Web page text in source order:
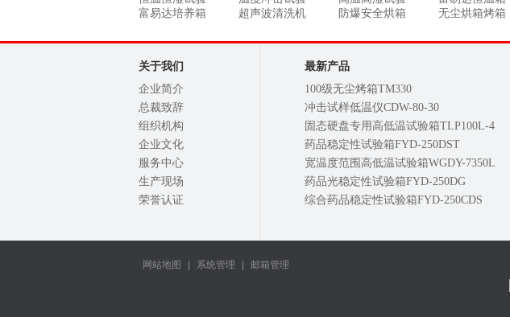
富易达培养箱
超声波清洗机 防爆安全烘箱 无尘烘箱烤箱
关于我们
企业简介
总裁致辞
组织机构
企业文化
服务中心
生产现场
荣誉认证
最新产品
100级无尘烤箱TM330
冲击试样低温仪CDW-80-30
固态硬盘专用高低温试验箱TLP100L-4
药品稳定性试验箱FYD-250DST
宽温度范围高低温试验箱WGDY-7350L
药品光稳定性试验箱FYD-250DG
综合药品稳定性试验箱FYD-250CDS
网站地图 系统管理 邮箱管理